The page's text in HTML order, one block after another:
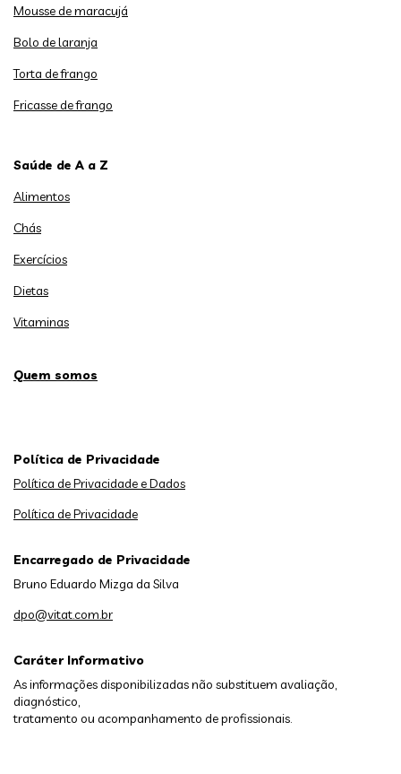
Mousse de maracujá
Bolo de laranja
Torta de frango
Fricasse de frango
Saúde de A a Z
Alimentos
Chás
Exercícios
Dietas
Vitaminas
Quem somos
Caráter Informativo
As informações disponibilizadas não substituem avaliação,
diagnóstico,
tratamento ou acompanhamento de profissionais.
Política de Privacidade
Política de Privacidade e Dados
Política de Privacidade
Encarregado de Privacidade
Bruno Eduardo Mizga da Silva
dpo@vitat.com.br